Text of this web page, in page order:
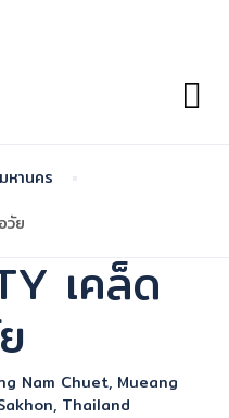
หานคร
วัย
เคล็ด
Nam Chuet, Mueang
Thailand